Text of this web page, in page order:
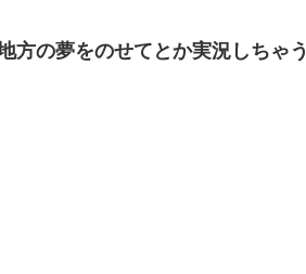
方の夢をのせてとか実況しちゃう